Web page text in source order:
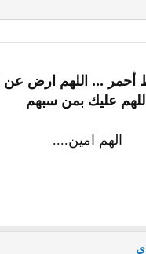
أحمر ... اللهم ارض عن
عليك بمن سبهم
الهم امين....